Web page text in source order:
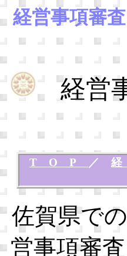
経営事項審
経営事
TOP ／
佐賀県で
営事項審